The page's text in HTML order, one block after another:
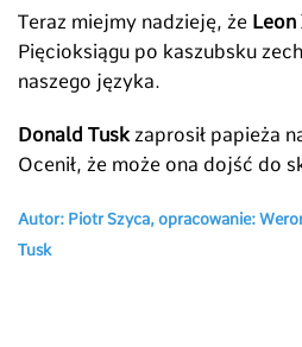
Teraz miejmy nadzieję, że
Pięcioksiągu po kaszubsku
naszego języka.
Donald Tusk zaprosił papieża
Ocenił, że może ona dojść do
Autor: Piotr Szyca, opracowanie:
Tusk